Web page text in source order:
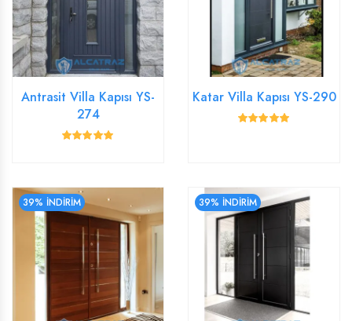
ÇELIK VILLA KAPISI
VILLA KAPISI
ÇELIK VILLA KAPISI
VILLA KAPISI
Antrasit Villa Kapısı YS-
274
Katar Villa Kapısı YS-290
39% İNDİRİM 39% İNDİRİM